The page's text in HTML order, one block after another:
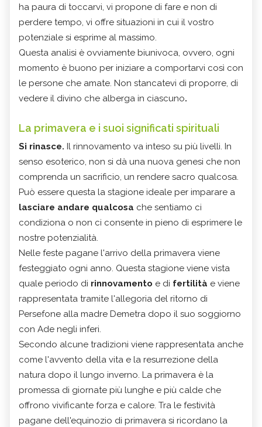
ha paura di toccarvi, vi propone di fare e non di
perdere tempo, vi offre situazioni in cui il vostro
potenziale si esprime al massimo.
Questa analisi è ovviamente biunivoca, ovvero, ogni
momento è buono per iniziare a comportarvi così con
le persone che amate. Non stancatevi di proporre, di
vedere il divino che alberga in ciascuno.
La primavera e i suoi significati spirituali
Si rinasce. Il rinnovamento va inteso su più livelli. In
senso esoterico, non si dà una nuova genesi che non
comprenda un sacrificio, un rendere sacro qualcosa.
Può essere questa la stagione ideale per imparare a
lasciare andare qualcosa che sentiamo ci
condiziona o non ci consente in pieno di esprimere le
nostre potenzialità.
Nelle feste pagane l'arrivo della primavera viene
festeggiato ogni anno. Questa stagione viene vista
quale periodo di rinnovamento e di fertilità e viene
rappresentata tramite l'allegoria del ritorno di
Persefone alla madre Demetra dopo il suo soggiorno
con Ade negli inferi.
Secondo alcune tradizioni viene rappresentata anche
come l'avvento della vita e la resurrezione della
natura dopo il lungo inverno. La primavera è la
promessa di giornate più lunghe e più calde che
offrono vivificante forza e calore. Tra le festività
pagane dell'equinozio di primavera si ricordano la